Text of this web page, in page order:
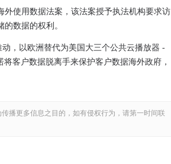
险是对工作的威胁不明
多样性
的收入
外使用数据法案，该法案授予执法机构要求访
数据的权利。
，以欧洲替代为美国大三个公共云播放器 -
客户数据脱离手来保护客户数据海外政府，
播更多信息之目的，如有侵权行为，请第一时间联